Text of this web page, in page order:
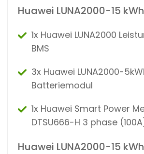
Huawei LUNA2000-15
1x Huawei LUNA2000
BMS
3x Huawei LUNA2000-
Batteriemodul
1x Huawei Smart Power
DTSU666-H 3 phase
Huawei LUNA2000-15